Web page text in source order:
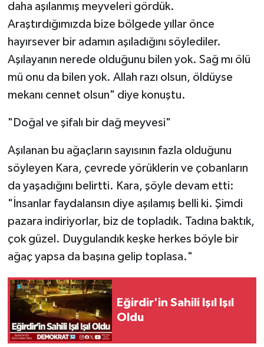
daha aşılanmış meyveleri gördük.
Araştırdığımızda bize bölgede yıllar önce
hayırsever bir adamın aşıladığını söylediler.
Aşılayanın nerede olduğunu bilen yok. Sağ mı ölü
mü onu da bilen yok. Allah razı olsun, öldüyse
mekanı cennet olsun" diye konuştu.
"Doğal ve şifalı bir dağ meyvesi"
Aşılanan bu ağaçların sayısının fazla olduğunu
söyleyen Kara, çevrede yörüklerin ve çobanların
da yaşadığını belirtti. Kara, şöyle devam etti:
"İnsanlar faydalansın diye aşılamış belli ki. Şimdi
pazara indiriyorlar, biz de topladık. Tadına baktık,
çok güzel. Duygulandık keşke herkes böyle bir
ağaç yapsa da başına gelip toplasa."
Eğirdir'in Sahili Işıl Işıl
Oldu